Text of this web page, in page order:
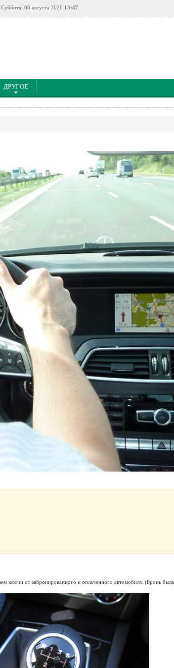
Суббота, 08 августа 2026 13:47
ДРУГОЕ
от забронированного и оплаченного автомобиля. (Бронь была